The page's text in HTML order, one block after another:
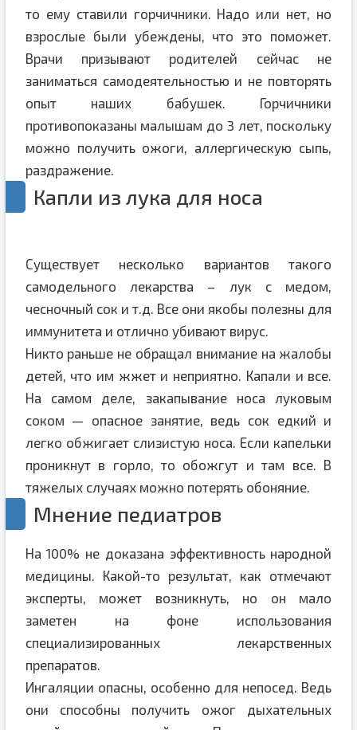
то ему ставили горчичники. Надо или нет, но
взрослые были убеждены, что это поможет.
Врачи призывают родителей сейчас не
заниматься самодеятельностью и не повторять
опыт наших бабушек. Горчичники
противопоказаны малышам до 3 лет, поскольку
можно получить ожоги, аллергическую сыпь,
раздражение.
Капли из лука для носа
Существует несколько вариантов такого
самодельного лекарства – лук с медом,
чесночный сок и т.д. Все они якобы полезны для
иммунитета и отлично убивают вирус.
Никто раньше не обращал внимание на жалобы
детей, что им жжет и неприятно. Капали и все.
На самом деле, закапывание носа луковым
соком — опасное занятие, ведь сок едкий и
легко обжигает слизистую носа. Если капельки
проникнут в горло, то обожгут и там все. В
тяжелых случаях можно потерять обоняние.
Мнение педиатров
На 100% не доказана эффективность народной
медицины. Какой-то результат, как отмечают
эксперты, может возникнуть, но он мало
заметен на фоне использования
специализированных лекарственных
препаратов.
Ингаляции опасны, особенно для непосед. Ведь
они способны получить ожог дыхательных